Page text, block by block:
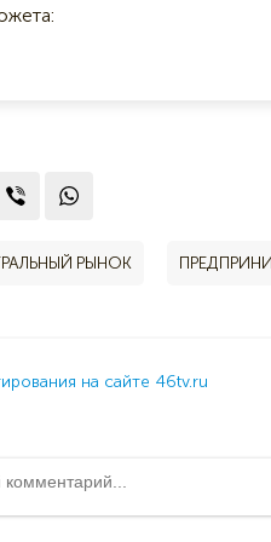
РЫНОК
на сайте 46tv.ru